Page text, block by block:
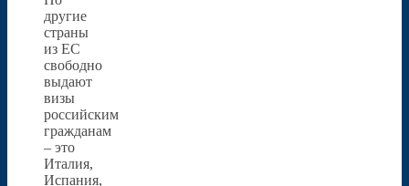
другие
страны
из ЕС
свободно
выдают
визы
российским
гражданам
– это
Италия,
Испания,